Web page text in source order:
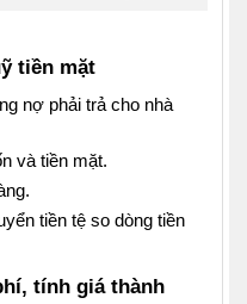
tiền mặt
nợ phải trả cho nhà
và tiền mặt.
tiền tệ so dòng tiền
tính giá thành